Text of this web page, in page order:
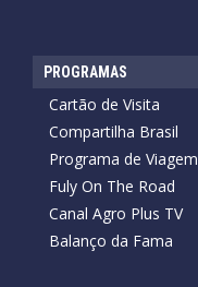
PROGRAMAS
Cartão de Visita
Compartilha Brasil
Programa de Viagem
Fuly On The Road
Canal Agro Plus TV
Balanço da Fama